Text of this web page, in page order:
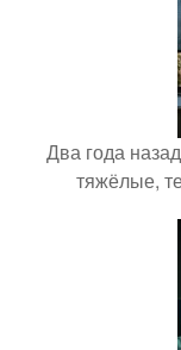
Два года
тяжёлые,